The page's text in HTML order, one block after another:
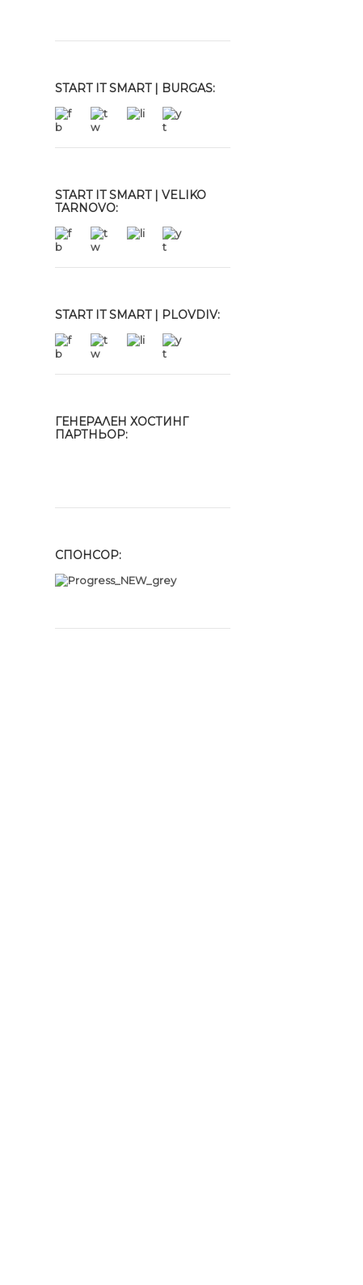
START IT SMART | BURGAS:
START IT SMART | VELIKO
TARNOVO:
START IT SMART | PLOVDIV:
ГЕНЕРАЛЕН ХОСТИНГ
ПАРТНЬОР:
СПОНСОР: